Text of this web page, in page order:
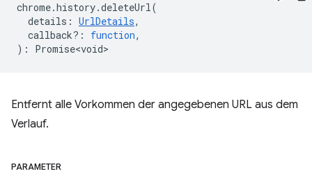
chrome.history.deleteUrl(
details : UrlDetails,
callback? : function,
) : Promise<void>
Entfernt alle Vorkommen der angegebenen URL aus dem
Verlauf.
PARAMETER